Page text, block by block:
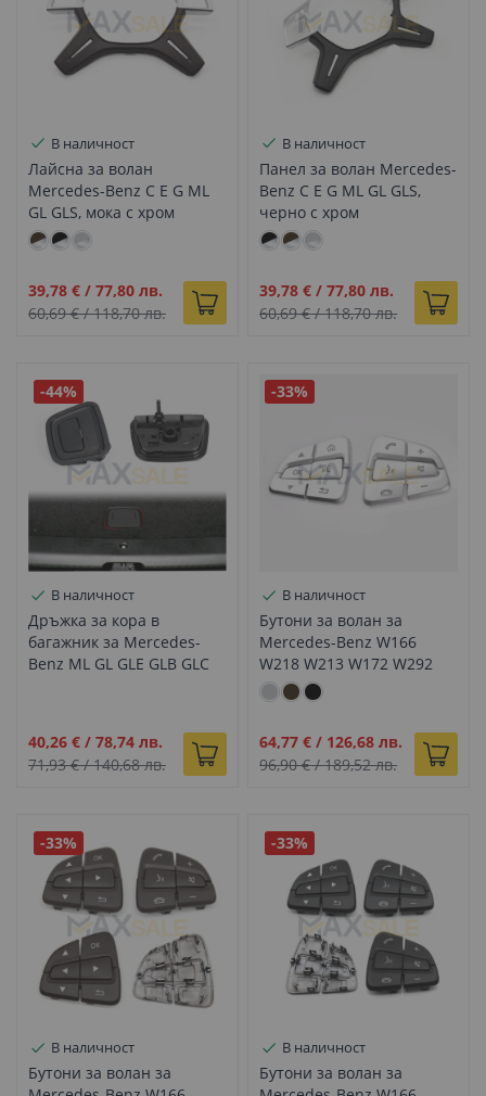
В наличност
Лайсна за волан
Mercedes-Benz C E G ML
GL GLS, мока с хром
Промо
цена
39,78 € / 77,80 лв.
60,69 €/118,70 лв.
В наличност
Панел за волан Mercedes-
Benz C E G ML GL GLS,
черно с хром
Промо
цена
39,78 € /77,80 лв.
60,69 €/118,70 лв.
-44%
В наличност
Дръжка за кора в
багажник за Mercedes-
Benz ML GL GLE GLB GLC
Промо
цена
40,26 € / 78,74 лв.
71,93 €/140,68 лв.
-33%
В наличност
Бутони за волан за
Mercedes-Benz W166
W218 W213 W172 W292
хромирани
Промо
цена
64,77 € / 126,68 лв.
96,90 €/189,52 лв.
-33%
В наличност
Бутони за волан за
-33%
В наличност
Бутони за волан за